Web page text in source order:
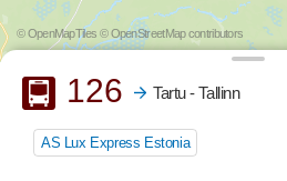
© OpenMapTiles © OpenStreetMap contributors
Buss
126 Tartu - Tallinn
AS Lux Express Estonia